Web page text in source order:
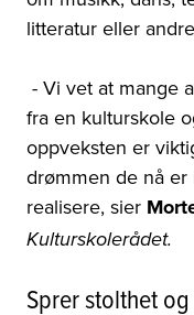
litteratur eller
- Vi vet at mange
fra en kulturskole
oppveksten er
drømmen de nå
realisere, sier
Kulturskolerådet.
Sprer stolthet